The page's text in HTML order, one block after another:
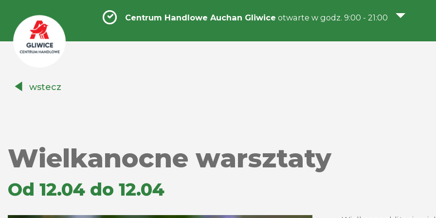
Handlowe
Centrum Handlowe Auchan Gliwice otwarte w godz. 9:00 - 21:00
wstecz
Wielkanocne warsztaty
Od 12.04 do 12.04